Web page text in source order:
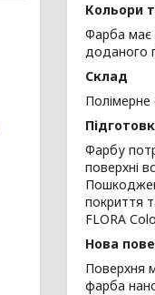
Кольори
Фарба має
доданого
Склад
Полімерне
Фарбу
поверхні
покриття
FLORA
Нова
Поверхня
фарба